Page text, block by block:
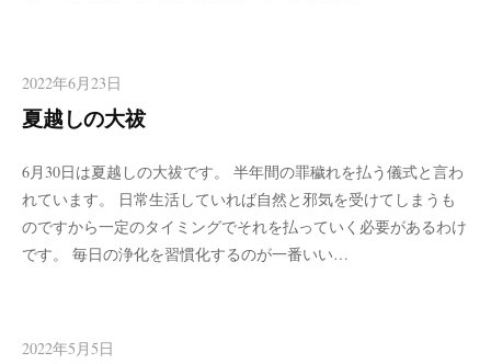
2022年6月23日
夏越しの大祓
6月30日は夏越しの大祓です。 半年間の罪穢れを払う儀式と言わ
れています。 日常生活していれば自然と邪気を受けてしまうも
のですから一定のタイミングでそれを払っていく必要があるわけ
です。 毎日の浄化を習慣化するのが一番いい…
2022年5月5日